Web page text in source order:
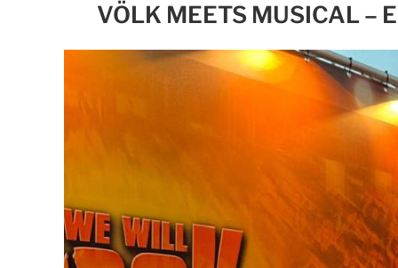
VÖLK MEETS MUSICAL –